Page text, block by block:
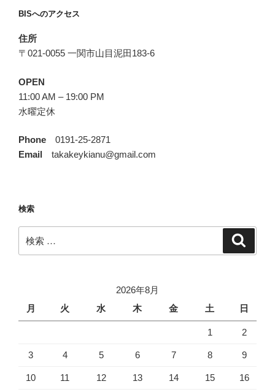
BISへのアクセス
住所
〒021-0055 一関市山目泥田183-6
OPEN
11:00 AM – 19:00 PM
水曜定休
Phone 0191-25-2871
Email takakeykianu@gmail.com
検索
索:
2026年8月
月
火 水 木 金 土 日
1 2
3 4 5 6 7 8 9
10 11 12 13 14 15 16